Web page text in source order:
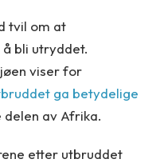
tvil om at
bli utryddet.
viser for
ga betydelige
delen av Afrika.
etter utbruddet